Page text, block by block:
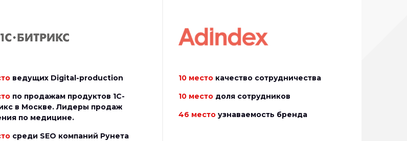
ведущих Digital-production
по продажам продуктов 1С-
в Москве. Лидеры продаж
по медицине.
среди SEO компаний Рунета
10 местокачество сотрудничества
10 местодоля сотрудников
46 местоузнаваемость бренда